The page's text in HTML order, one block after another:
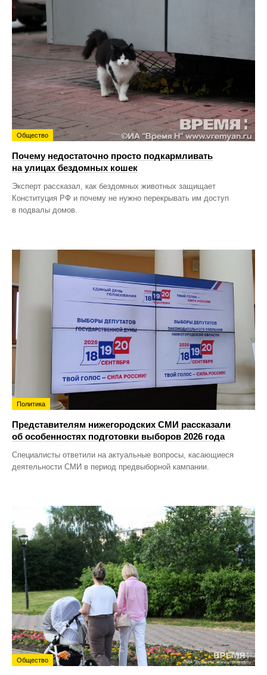
Общество
Почему недостаточно просто подкармливать
на улицах бездомных кошек
Эксперт рассказал, как бездомных животных защищает
Конституция РФ и почему не нужно перекрывать им доступ
в подвалы домов.
Политика
Представителям нижегородских СМИ рассказали
об особенностях подготовки выборов 2026 года
Специалисты ответили на актуальные вопросы, касающиеся
деятельности СМИ в период предвыборной кампании.
Общество